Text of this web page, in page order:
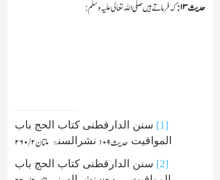
حدیث۱۳: کہ فرماتے ہیں صلی اﷲ تعالٰی علیہ وسلم:
[1] سنن الدارقطنی کتاب الحج باب
المواقیت حدیث۱۰۹ نشرالسنۃ ملتان۲ /۲۶۰
[2] سنن الدارقطنی کتاب الحج باب